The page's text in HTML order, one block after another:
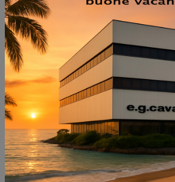
NON PERDERTI ANCHE:
ZULEIKA